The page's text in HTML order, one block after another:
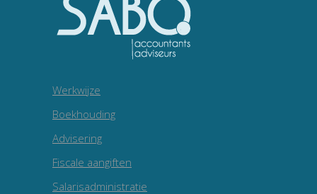
Werkwijze
Boekhouding
Advisering
Fiscale aangiften
Salarisadministratie